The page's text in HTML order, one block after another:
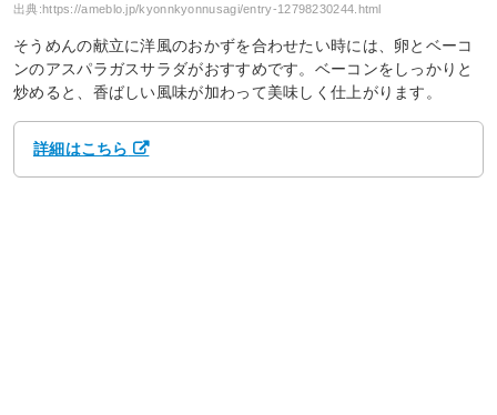
出典:https://ameblo.jp/kyonnkyonnusagi/entry-12798230244.html
そうめんの献立に洋風のおかずを合わせたい時には、卵とベーコ
ンのアスパラガスサラダがおすすめです。ベーコンをしっかりと
炒めると、香ばしい風味が加わって美味しく仕上がります。
詳細はこちら